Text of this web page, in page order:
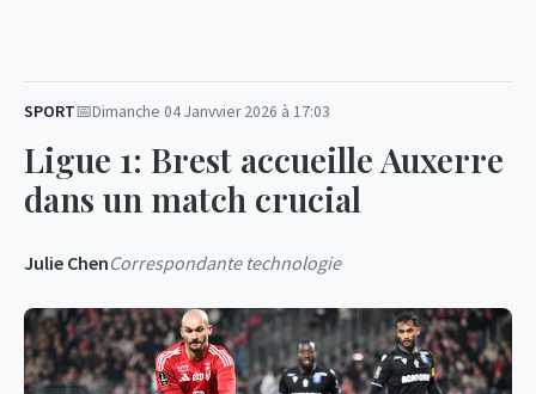
SPORT Dimanche 04 Janvvier 2026 à 17:03
Ligue 1: Brest accueille Auxerre
dans un match crucial
Julie ChenCorrespondante technologie